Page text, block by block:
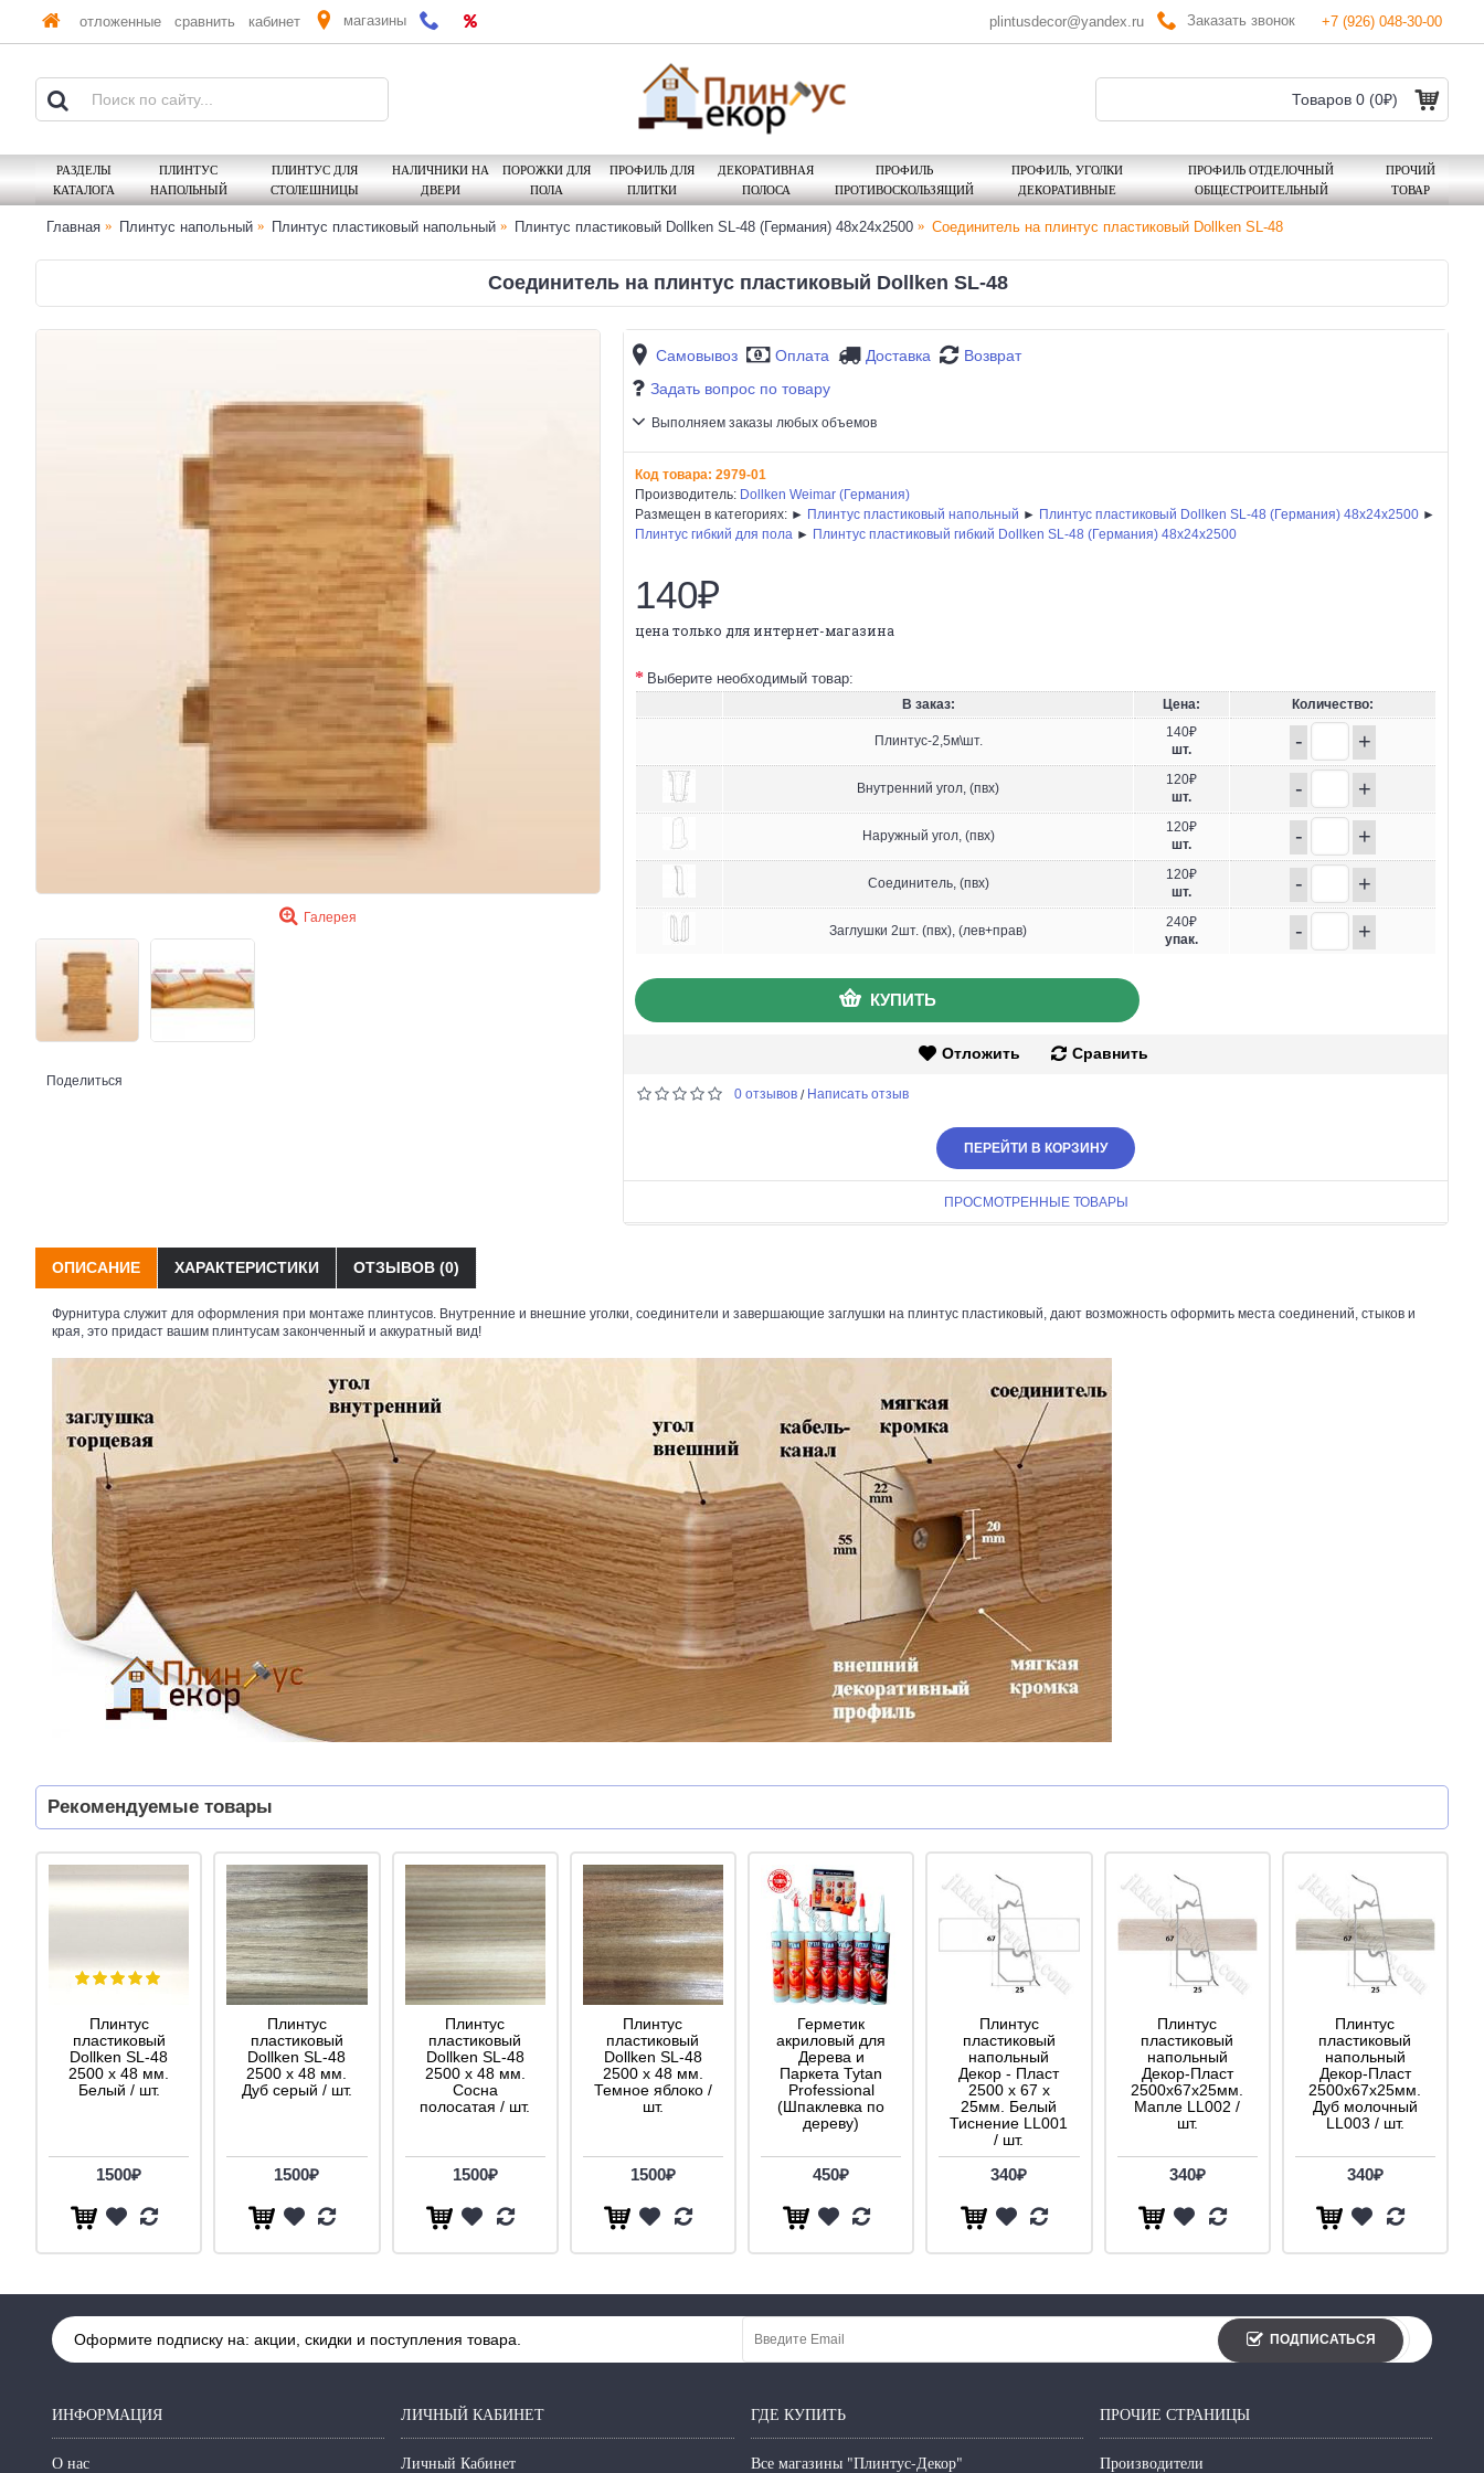
отложенные сравнить кабинет магазины plintusdecor@yandex.ru Заказать звонок +7 (926) 048-30-00
Товаров 0 (0₽)
РАЗДЕЛЫ
КАТАЛОГА
ПЛИНТУС
НАПОЛЬНЫЙ
ПЛИНТУС ДЛЯ
СТОЛЕШНИЦЫ
НАЛИЧНИКИ НА
ДВЕРИ
ПОРОЖКИ ДЛЯ
ПОЛА
ПРОФИЛЬ ДЛЯ
ПЛИТКИ
ДЕКОРАТИВНАЯ
ПОЛОСА
ПРОФИЛЬ
ПРОТИВОСКОЛЬЗЯЩИЙ
ПРОФИЛЬ, УГОЛКИ
ДЕКОРАТИВНЫЕ
ПРОФИЛЬ ОТДЕЛОЧНЫЙ
ОБЩЕСТРОИТЕЛЬНЫЙ
ПРОЧИЙ
ТОВАР
Главная Плинтус напольный Плинтус пластиковый напольный Плинтус пластиковый Dollken SL-48 (Германия) 48x24x2500 Соединитель на плинтус пластиковый Dollken SL-48
Соединитель на плинтус пластиковый Dollken SL-48
Галерея
Поделиться
Самовывоз Оплата Доставка
Возврат
Задать вопрос по товару
Выполняем заказы любых объемов
Код товара: 2979-01
Производитель: Dollken Weimar (Германия)
Размещен в категориях: ► Плинтус пластиковый напольный ► Плинтус пластиковый Dollken SL-48 (Германия) 48x24x2500 ►
Плинтус гибкий для пола ► Плинтус пластиковый гибкий Dollken SL-48 (Германия) 48x24x2500
140₽
цена только для интернет-магазина
Выберите необходимый товар:
В заказ: Цена: Количество:
Плинтус-2,5м\шт.
140₽
шт.
- +
Внутренний угол, (пвх)
120₽
шт.
- +
Наружный угол, (пвх)
120₽
шт.
- +
Соединитель, (пвх)
120₽
шт.
- +
Заглушки 2шт. (пвх), (лев+прав)
240₽
упак.
- +
КУПИТЬ
Отложить Сравнить
0 отзывов / Написать отзыв
ПЕРЕЙТИ В КОРЗИНУ
ПРОСМОТРЕННЫЕ ТОВАРЫ
ОПИСАНИЕ ХАРАКТЕРИСТИКИ ОТЗЫВОВ (0)
Фурнитура служит для оформления при монтаже плинтусов. Внутренние и внешние уголки, соединители и завершающие заглушки на плинтус пластиковый, дают возможность оформить места соединений, стыков и
края, это придаст вашим плинтусам законченный и аккуратный вид!
Рекомендуемые товары
Плинтус
пластиковый
Dollken SL-48
2500 х 48 мм.
Белый / шт.
1500₽
Плинтус
пластиковый
Dollken SL-48
2500 х 48 мм.
Дуб серый / шт.
1500₽
Плинтус
пластиковый
Dollken SL-48
2500 х 48 мм.
Сосна
полосатая / шт.
1500₽
Плинтус
пластиковый
Dollken SL-48
2500 х 48 мм.
Темное яблоко /
шт.
1500₽
Герметик
акриловый для
Дерева и
Паркета Tytan
Professional
(Шпаклевка по
дереву)
450₽
Плинтус
пластиковый
напольный
Декор - Пласт
2500 х 67 х
25мм. Белый
Тиснение LL001
/ шт.
340₽
Плинтус
пластиковый
напольный
Декор-Пласт
2500х67х25мм.
Мапле LL002 /
шт.
340₽
Плинтус
пластиковый
напольный
Декор-Пласт
2500х67х25мм.
Дуб молочный
LL003 / шт.
340₽
Оформите подписку на: акции, скидки и поступления товара. ПОДПИСАТЬСЯ
ИНФОРМАЦИЯ
О нас
ЛИЧНЫЙ КАБИНЕТ
Личный Кабинет
ГДЕ КУПИТЬ
Все магазины "Плинтус-Декор"
ПРОЧИЕ СТРАНИЦЫ
Производители